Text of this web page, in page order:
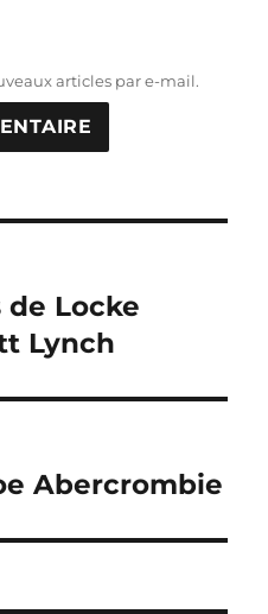
articles par e-mail.
de Locke
Lynch
Abercrombie